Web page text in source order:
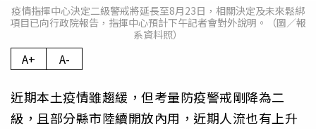
疫情指揮中心決定二級警戒將延長至8月23日，相關決定及未來鬆綁
項目已向行政院報告，指揮中心預計下午記者會對外說明。（圖／報
系資料照）
A+ A-
近期本土疫情雖趨緩，但考量防疫警戒剛降為二
級，且部分縣市陸續開放內用，近期人流也有上升